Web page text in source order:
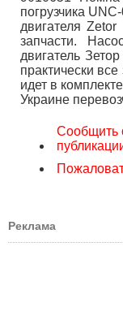
погрузчика
двигателя
запчасти.
двигатель
практически
идет в
Украине
Сообщить
Реклама